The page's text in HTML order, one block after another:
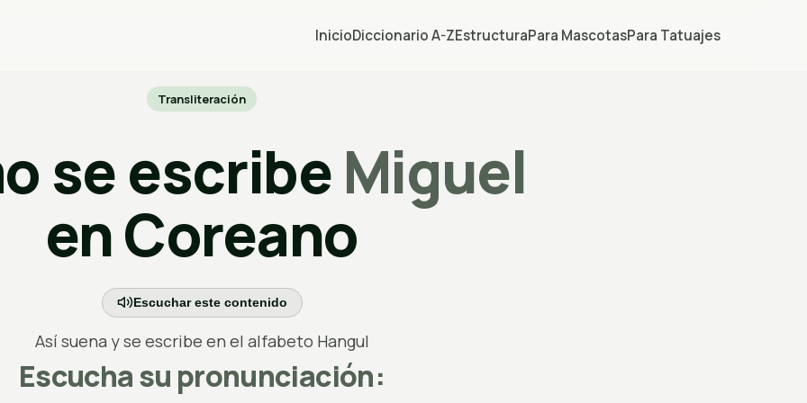
InicioDiccionario A-ZEstructuraPara MascotasPara Tatuajes
Transliteración
se escribeMiguel
en Coreano
Escuchar este contenido
Así suena y se escribe en el alfabeto Hangul
Escucha su pronunciación: